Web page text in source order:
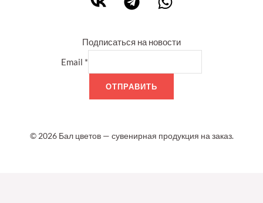
Подписаться на новости
Email *
ОТПРАВИТЬ
© 2026 Бал цветов — сувенирная продукция на заказ.